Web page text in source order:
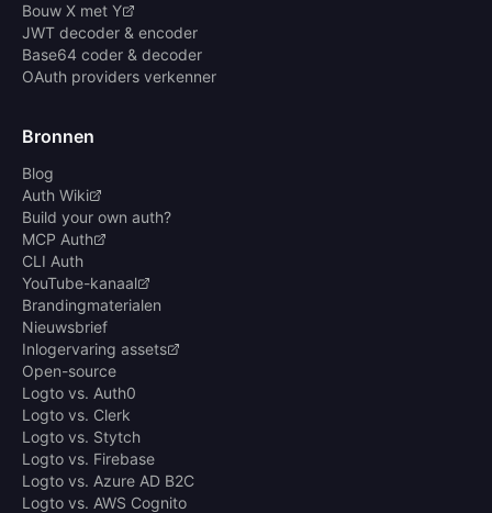
Bouw X met Y
JWT decoder & encoder
Base64 coder & decoder
OAuth providers verkenner
Bronnen
Blog
Auth Wiki
Build your own auth?
MCP Auth
CLI Auth
YouTube-kanaal
Brandingmaterialen
Nieuwsbrief
Inlogervaring assets
Open-source
Logto vs. Auth0
Logto vs. Clerk
Logto vs. Stytch
Logto vs. Firebase
Logto vs. Azure AD B2C
Logto vs. AWS Cognito